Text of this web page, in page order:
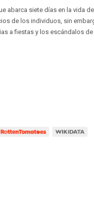
abarca siete días en la vida
de los individuos, sin
a fiestas y los escándalos